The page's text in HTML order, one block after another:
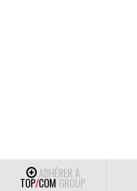
ADHÉRER À
TOP/COM GROUP